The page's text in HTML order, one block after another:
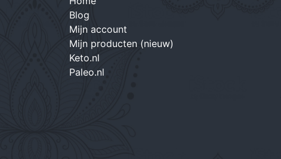
Blog
Mijn account
Mijn producten (nieuw)
Keto.nl
Paleo.nl